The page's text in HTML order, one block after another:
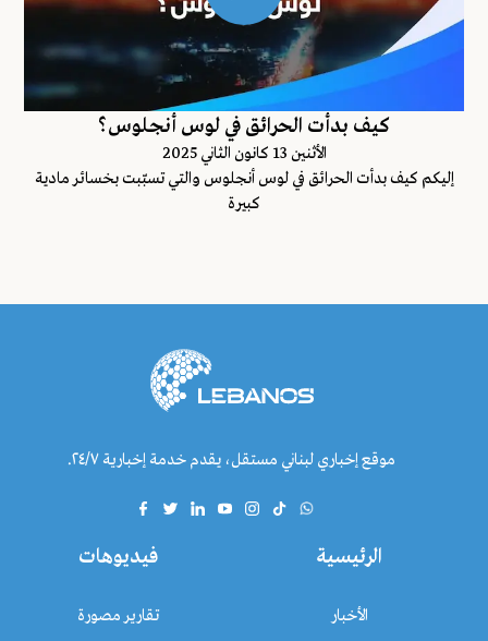
كيف بدأت الحرائق في لوس أنجلوس؟
اﻷثنين 13 كانون الثاني 2025
إليكم كيف بدأت الحرائق في لوس أنجلوس والتي تسبّبت بخسائر مادية
كبيرة
موقع إخباري لبناني مستقل، يقدم خدمة إخبارية ٢٤/٧.
الرئيسية
الأخبار
فيديوهات
تقارير مصورة